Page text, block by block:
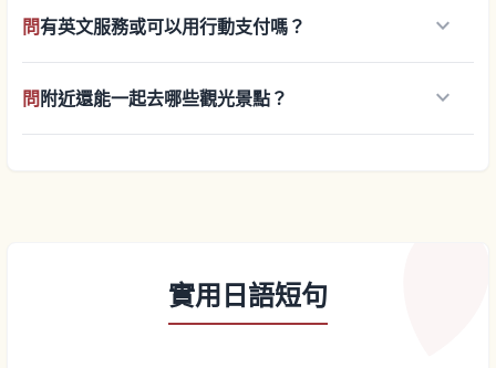
問有英文服務或可以用行動支付嗎？ keyboard_arrow_down
問 附近還能一起去哪些觀光景點？ keyboard_arrow_down
實用日語短句